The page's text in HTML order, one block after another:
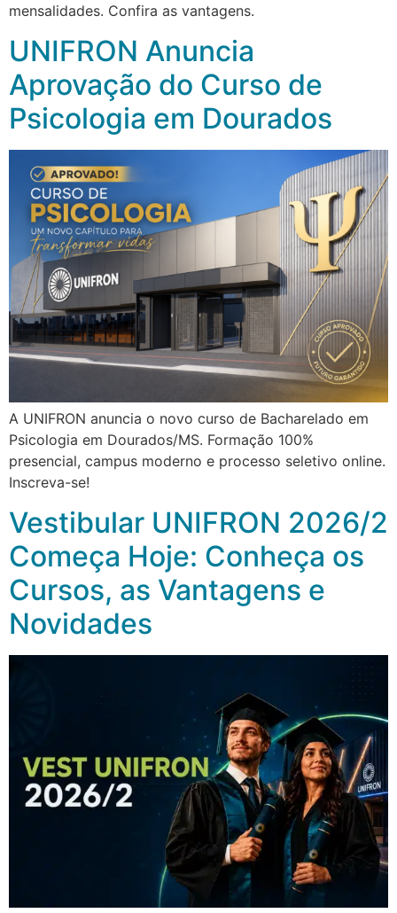
mensalidades. Confira as vantagens.
UNIFRON Anuncia
Aprovação do Curso de
Psicologia em Dourados
A UNIFRON anuncia o novo curso de Bacharelado em
Psicologia em Dourados/MS. Formação 100%
presencial, campus moderno e processo seletivo online.
Inscreva-se!
Vestibular UNIFRON 2026/2
Começa Hoje: Conheça os
Cursos, as Vantagens e
Novidades